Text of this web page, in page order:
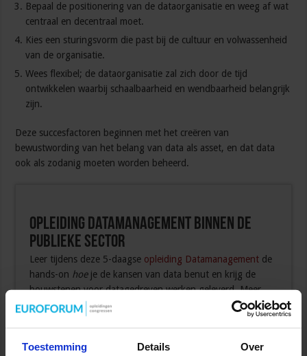
Toestemming Details Over
Bepaal de positionering van de dataorganisatie en weeg af wat
centraal en decentraal moet.
Kies een sturingsvorm die past bij de cultuur en volwassenheid
van de organisatie.
Wees flexibel; de dataorganisatie zal zich door de tijd
ontwikkelen waarbij schaalbaarheid en wendbaarheid belangrijk
zijn.
Deze succesfactoren beginnen met het creëren van
bewustwording van het belang van data als asset, en dat data
ook als zodanig moeten worden beheerd.
Opleiding Datamanagement binnen de
Publieke Sector
Leer tijdens deze 5-daagse opleiding Datamanagement de
hands-on hoeje de kansen van data benut en krijg de
bouwstenen voor datagedreven werken geleverd. Meer
informatie?
Bekijk de opleiding